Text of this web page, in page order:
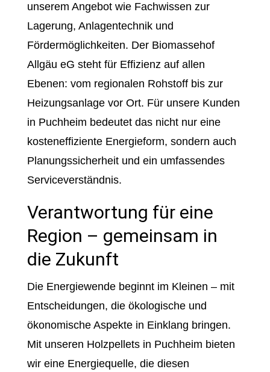
unserem Angebot wie Fachwissen zur
Lagerung, Anlagentechnik und
Fördermöglichkeiten. Der Biomassehof
Allgäu eG steht für Effizienz auf allen
Ebenen: vom regionalen Rohstoff bis zur
Heizungsanlage vor Ort. Für unsere Kunden
in Puchheim bedeutet das nicht nur eine
kosteneffiziente Energieform, sondern auch
Planungssicherheit und ein umfassendes
Serviceverständnis.
Verantwortung für eine
Region – gemeinsam in
die Zukunft
Die Energiewende beginnt im Kleinen – mit
Entscheidungen, die ökologische und
ökonomische Aspekte in Einklang bringen.
Mit unseren Holzpellets in Puchheim bieten
wir eine Energiequelle, die diesen